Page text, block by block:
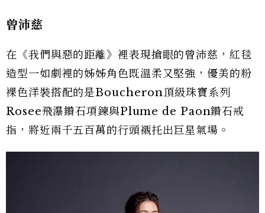
曾沛慈
在《我們與惡的距離》裡表現搶眼的曾沛慈，紅毯
造型一如劇裡的姊姊角色既溫柔又堅強，優美的粉
裸色洋裝搭配的是Boucheron頂級珠寶系列
Rosee飛瀑鑽石項鍊與Plume de Paon鑽石戒
指，將近兩千五百萬的行頭襯托出巨星氣場。